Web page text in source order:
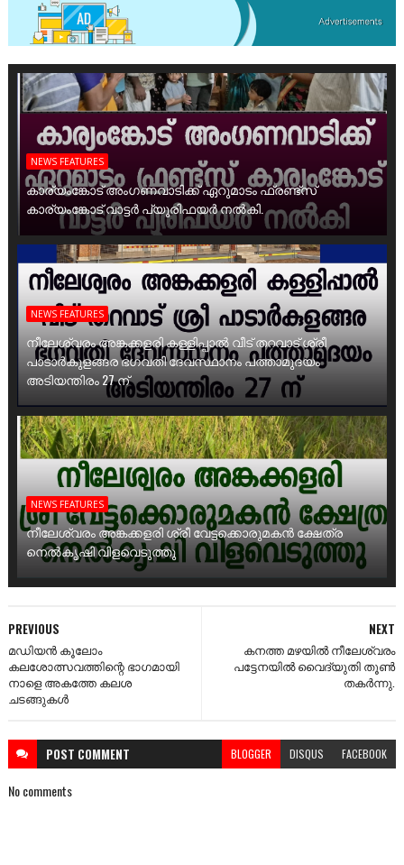
NEWS FEATURES
കാര്യംങ്കോട് അംഗണവാടിക്ക് ഏറുമാടം ഫ്രണ്ട്സ്
കാര്യംങ്കോട് വാട്ടർ പ്യൂരിഫയർ നൽകി.
NEWS FEATURES
നീലേശ്വരം അങ്കക്കളരി കള്ളിപ്പാൽ വീട് തറവാട് ശ്രീ
പാടാർകുളങ്ങര ഭഗവതി ദേവസ്ഥാനം പത്താമുദയം
അടിയന്തിരം 27 ന്
NEWS FEATURES
നീലേശ്വരം അങ്കക്കളരി ശ്രീ വേട്ടക്കൊരുമകൻ ക്ഷേത്ര
നെൽകൃഷി വിളവെടുത്തു
NEXT
കനത്ത മഴയിൽ നീലേശ്വരം
പട്ടേനയിൽ വൈദ്യുതി തൂൺ
തകർന്നു.
PREVIOUS
മഡിയൻ കൂലോം
കലശോത്സവത്തിന്റെ ഭാഗമായി
നാളെ അകത്തേ കലശ
ചടങ്ങുകൾ
POST COMMENT BLOGGER DISQUS FACEBOOK
No comments